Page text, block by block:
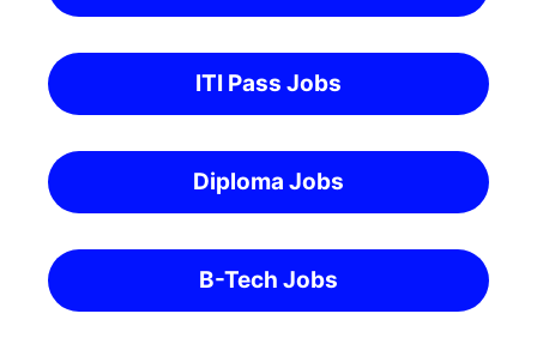
ITI Pass Jobs
Diploma Jobs
B-Tech Jobs